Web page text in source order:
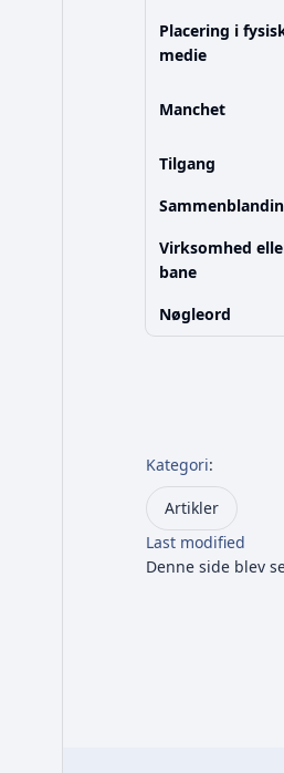
Placering i
medie
Manchet
Tilgang
Virksomhed
bane
Nøgleord
Kategori:
Artikler
Last modified
Denne side blev